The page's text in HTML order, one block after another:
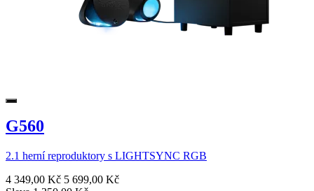
G560
2.1 herní reproduktory s LIGHTSYNC RGB
4 349,00 Kč 5 699,00 Kč